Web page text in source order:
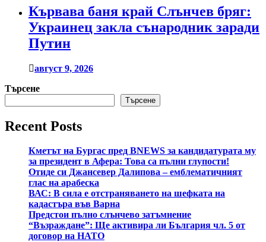
Кървава баня край Слънчев бряг:
Украинец закла сънародник заради
Путин
август 9, 2026
Търсене
Търсене
Recent Posts
Кметът на Бургас пред BNEWS за кандидатурата му
за президент в Афера: Това са пълни глупости!
Отиде си Джансевер Далипова – емблематичният
глас на арабеска
ВАС: В сила е отстраняването на шефката на
кадастъра във Варна
Предстои пълно слънчево затъмнение
“Възраждане”: Ще активира ли България чл. 5 от
договор на НАТО